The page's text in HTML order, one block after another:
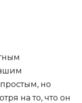
но
на то, что он